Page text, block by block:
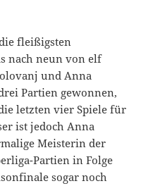
fleißigsten
nach neun von elf
und Anna
Partien gewonnen,
letzten vier Spiele für
ist jedoch Anna
Meisterin der
Partien in Folge
sogar noch